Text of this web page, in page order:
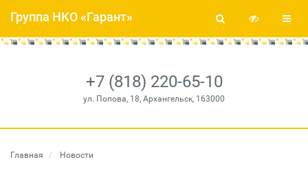
+7 (818) 220-65-10
ул. Попова, 18, Архангельск, 163000
Группа НКО «Гарант»
Главная Новости